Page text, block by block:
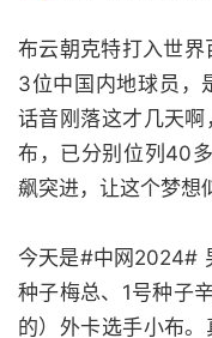
布云朝克特打入世
3位中国内地球员，
话音刚落这才几天
布，已分别位列40
飙突进，让这个梦想
今天是#中网2024#
种子梅总、1号种子
的）外卡选手小布。